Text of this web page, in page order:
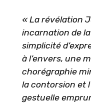
« La révélation
incarnation de
simplicité
à l’envers, une
chorégraphie
la contorsion et
gestuelle